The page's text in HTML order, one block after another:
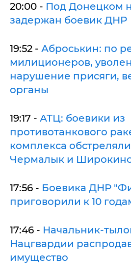
20:00 - Под Донецком
задержан боевик ДНР
19:52 - Аброськин: по
милиционеров,
нарушение присяги,
органы
19:17 - АТЦ: боевики из
противотанкового
комплекса
Чермалык и
17:56 - Боевика ДНР
приговорили к 10
17:46 - Начальник-
Нацгвардии
имущество